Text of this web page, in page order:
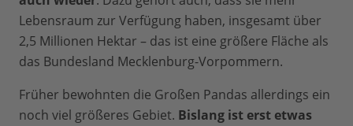
Lebensraum zur Verfügung haben, insgesamt über
2,5 Millionen Hektar – das ist eine größere Fläche als
das Bundesland Mecklenburg-Vorpommern.
Früher bewohnten die Großen Pandas allerdings ein
noch viel größeres Gebiet. Bislang ist erst etwas